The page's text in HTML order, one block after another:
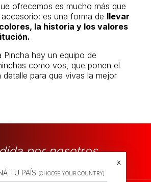
TU PAÍS (CHOOSE YOUR COUNTRY)
x
ofrecemos es mucho más que
es una forma de llevar
la historia y los valores
Pincha hay un equipo de
como vos, que ponen el
para que vivas la mejor
por nosotros.